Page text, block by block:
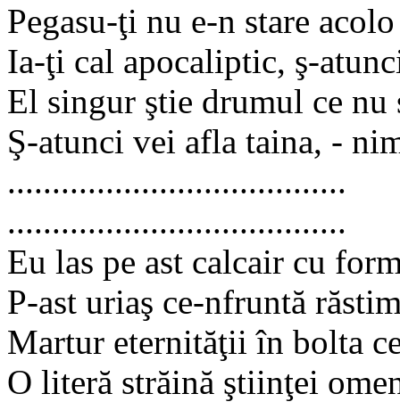
Pegasu-ţi nu e-n stare
Ia-ţi cal apocaliptic, ş-
El singur ştie drumul ce nu
Ş-atunci vei afla taina, -
......................................
......................................
Eu las pe ast calcair cu
P-ast uriaş ce-nfruntă
Martur eternităţii în bolta
O literă străină ştiinţei